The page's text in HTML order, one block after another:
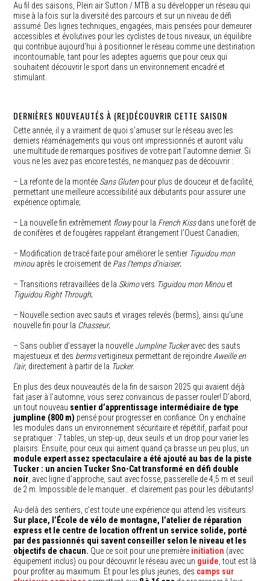
Au fil des saisons, Plein air Sutton / MTB a su développer un réseau qui
mise à la fois sur la diversité des parcours et sur un niveau de défi
assumé. Des lignes techniques, engagées, mais pensées pour demeurer
accessibles et évolutives pour les cyclistes de tous niveaux, un équilibre
qui contribue aujourd’hui à positionner le réseau comme une destination
incontournable, tant pour les adeptes aguerris que pour ceux qui
souhaitent découvrir le sport dans un environnement encadré et
stimulant.
DERNIÈRES NOUVEAUTÉS À (RE)DÉCOUVRIR CETTE SAISON
Cette année, il y a vraiment de quoi s’amuser sur le réseau avec les
derniers réaménagements qui vous ont impressionnés et auront valu
une multitude de remarques positives de votre part l’automne dernier. Si
vous ne les avez pas encore testés, ne manquez pas de découvrir :
– La refonte de la montée Sans Gluten pour plus de douceur et de facilité,
permettant une meilleure accessibilité aux débutants pour assurer une
expérience optimale;
– La nouvelle fin extrêmement flowypour la French Kissdans une forêt de
de conifères et de fougères rappelant étrangement l’Ouest Canadien;
– Modification de tracé faite pour améliorer le sentier Tiguidou mon
minouaprès le croisement de Pas l’temps d’niaiser;
– Transitions retravaillées de la Skimovers Tiguidou mon Minouet
Tiguidou Right Through;
– Nouvelle section avec sauts et virages relevés (berms), ainsi qu’une
nouvelle fin pour la Chasseur;
– Sans oublier d’essayer la nouvelle Jumpline Tuckeravec des sauts
majestueux et des bermsvertigineux permettant de rejoindre Aweille en
l’air, directement à partir de la Tucker.
En plus des deux nouveautés de la fin de saison 2025 qui avaient déjà
fait jaser à l’automne, vous serez convaincus de passer rouler! D’abord,
un tout nouveau sentier d’apprentissage intermédiaire de type
jumpline (800 m) pensé pour progresser en confiance. On y enchaîne
les modules dans un environnement sécuritaire et répétitif, parfait pour
se pratiquer : 7 tables, un step-up, deux seuils et un drop pour varier les
plaisirs. Ensuite, pour ceux qui aiment quand ça brasse un peu plus, un
module expert assez spectaculaire a été ajouté au bas de la piste
Tucker : un ancien Tucker Sno-Cat transformé en défi double
noir , avec ligne d’approche, saut avec fosse, passerelle de 4,5 m et seuil
de 2 m. Impossible de le manquer… et clairement pas pour les débutants!
Au-delà des sentiers, c’est toute une expérience qui attend les visiteurs.
Sur place, l’École de vélo de montagne, l’atelier de réparation
express et le centre de location offrent un service solide, porté
par des passionnés qui savent conseiller selon le niveau et les
objectifs de chacun. Que ce soit pour une première initiation (avec
équipement inclus) ou pour découvrir le réseau avec un guide , tout est là
pour profiter au maximum. Et pour les plus jeunes, des camps sur